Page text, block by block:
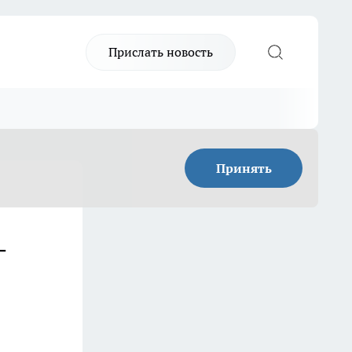
Прислать новость
Принять